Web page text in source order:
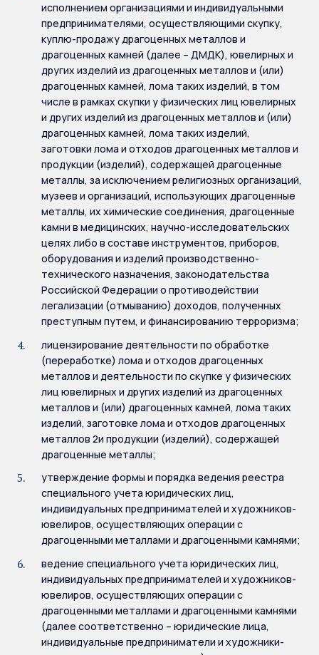
исполнением организациями и индивидуальными
предпринимателями, осуществляющими скупку,
куплю-продажу драгоценных металлов и
драгоценных камней (далее – ДМДК), ювелирных и
других изделий из драгоценных металлов и (или)
драгоценных камней, лома таких изделий, в том
числе в рамках скупки у физических лиц ювелирных
и других изделий из драгоценных металлов и (или)
драгоценных камней, лома таких изделий,
заготовки лома и отходов драгоценных металлов и
продукции (изделий), содержащей драгоценные
металлы, за исключением религиозных организаций,
музеев и организаций, использующих драгоценные
металлы, их химические соединения, драгоценные
камни в медицинских, научно-исследовательских
целях либо в составе инструментов, приборов,
оборудования и изделий производственно-
технического назначения, законодательства
Российской Федерации о противодействии
легализации (отмыванию) доходов, полученных
преступным путем, и финансированию терроризма;
лицензирование деятельности по обработке
(переработке) лома и отходов драгоценных
металлов и деятельности по скупке у физических
лиц ювелирных и других изделий из драгоценных
металлов и (или) драгоценных камней, лома таких
изделий, заготовке лома и отходов драгоценных
металлов 2и продукции (изделий), содержащей
драгоценные металлы;
утверждение формы и порядка ведения реестра
специального учета юридических лиц,
индивидуальных предпринимателей и художников-
ювелиров, осуществляющих операции с
драгоценными металлами и драгоценными камнями;
ведение специального учета юридических лиц,
индивидуальных предпринимателей и художников-
ювелиров, осуществляющих операции с
драгоценными металлами и драгоценными камнями
(далее соответственно – юридические лица,
индивидуальные предприниматели и художники-